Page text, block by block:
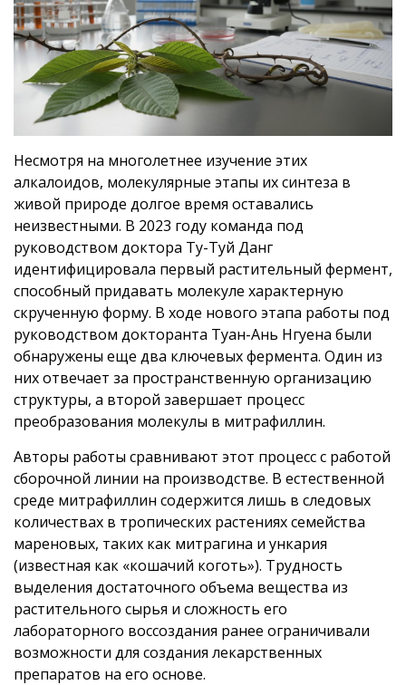
Несмотря на многолетнее изучение этих
алкалоидов, молекулярные этапы их синтеза в
живой природе долгое время оставались
неизвестными. В 2023 году команда под
руководством доктора Ту-Туй Данг
идентифицировала первый растительный фермент,
способный придавать молекуле характерную
скрученную форму. В ходе нового этапа работы под
руководством докторанта Туан-Ань Нгуена были
обнаружены еще два ключевых фермента. Один из
них отвечает за пространственную организацию
структуры, а второй завершает процесс
преобразования молекулы в митрафиллин.
Авторы работы сравнивают этот процесс с работой
сборочной линии на производстве. В естественной
среде митрафиллин содержится лишь в следовых
количествах в тропических растениях семейства
мареновых, таких как митрагина и ункария
(известная как «кошачий коготь»). Трудность
выделения достаточного объема вещества из
растительного сырья и сложность его
лабораторного воссоздания ранее ограничивали
возможности для создания лекарственных
препаратов на его основе.